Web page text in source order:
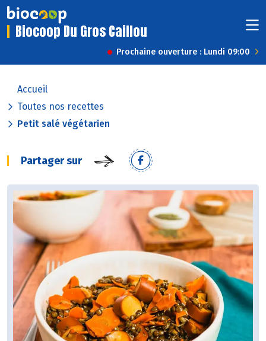
Biocoop Du Gros Caillou
Prochaine ouverture : Lundi 09:00
Accueil
Toutes nos recettes
Petit salé végétarien
Partager sur